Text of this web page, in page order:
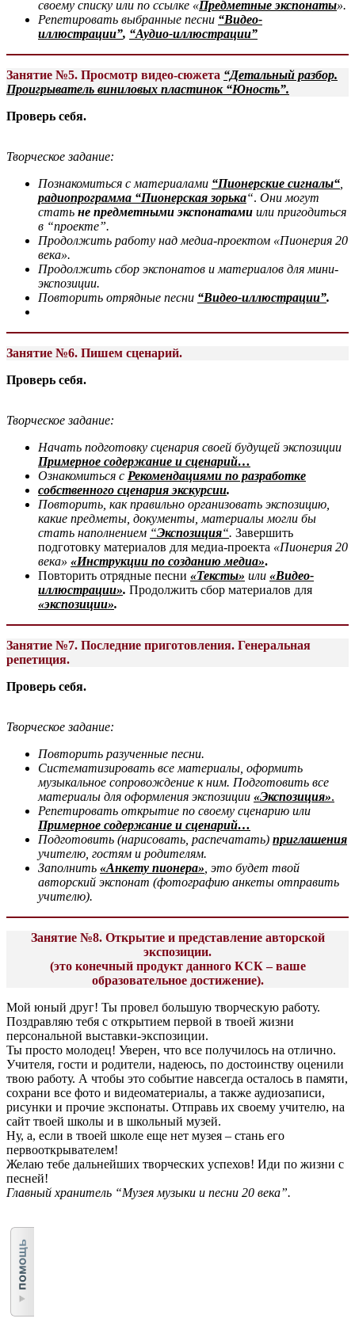
своему списку или по ссылке «Предметные экспонаты».
Репетировать выбранные песни “Видео-
иллюстрации”, “Аудио-иллюстрации”
Занятие №5. Просмотр видео-сюжета “Детальный разбор.
Проигрыватель виниловых пластинок “Юность”.
Проверь себя.
Творческое задание:
Познакомиться с материалами “Пионерские сигналы“
радиопрограмма “Пионерская зорька“. Они могут
стать не предметными экспонатами или пригодиться
в “проекте”.
Продолжить работу над медиа-проектом «Пионерия 20
века».
Продолжить сбор экспонатов и материалов для мини-
экспозиции.
Повторить отрядные песни “Видео-иллюстрации”.
Занятие №6. Пишем сценарий.
Проверь себя.
Творческое задание:
Начать подготовку сценария своей будущей экспозиции
Примерное содержание и сценарий…
Ознакомиться с Рекомендациями по разработке
собственного сценария экскурсии.
Повторить, как правильно организовать экспозицию,
какие предметы, документы, материалы могли бы
стать наполнением “Экспозиция“. Завершить
подготовку материалов для медиа-проекта «Пионерия 20
века» «Инструкции по созданию медиа».
Повторить отрядные песни «Тексты» или «Видео-
иллюстрации». Продолжить сбор материалов для
«экспозиции».
Занятие №7. Последние приготовления. Генеральная
репетиция.
Проверь себя.
Творческое задание:
Повторить разученные песни.
Систематизировать все материалы, оформить
музыкальное сопровождение к ним. Подготовить все
материалы для оформления экспозиции «Экспозиция».
Репетировать открытие по своему сценарию или
Примерное содержание и сценарий…
Подготовить (нарисовать, распечатать) приглашения
учителю, гостям и родителям.
Заполнить «Анкету пионера» , это будет твой
авторский экспонат (фотографию анкеты отправить
учителю).
Занятие №8.Открытие и представление авторской
экспозиции.
(это конечный продукт данного КСК – ваше
образовательное достижение).
Мой юный друг! Ты провел большую творческую работу.
Поздравляю тебя с открытием первой в твоей жизни
персональной выставки-экспозиции.
Ты просто молодец! Уверен, что все получилось на отлично.
Учителя, гости и родители, надеюсь, по достоинству оценили
твою работу. А чтобы это событие навсегда осталось в памяти,
сохрани все фото и видеоматериалы, а также аудиозаписи,
рисунки и прочие экспонаты. Отправь их своему учителю, на
сайт твоей школы и в школьный музей.
Ну, а, если в твоей школе еще нет музея – стань его
первооткрывателем!
Желаю тебе дальнейших творческих успехов! Иди по жизни с
песней!
Главный хранитель “Музея музыки и песни 20 века”.